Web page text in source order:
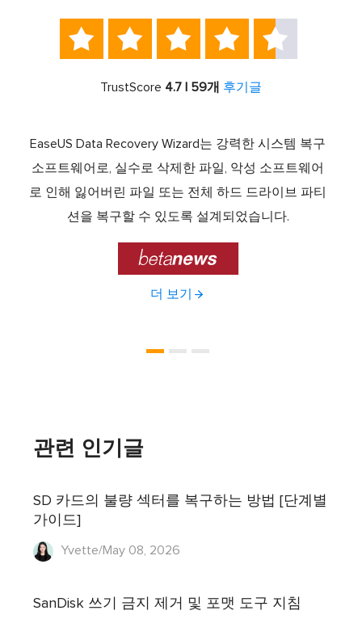
    
TrustScore 4.7 | 59개 후기글
EaseUS Data Recovery Wizard는 강력한 시스템 복구
소프트웨어로, 실수로 삭제한 파일, 악성 소프트웨어
로 인해 잃어버린 파일 또는 전체 하드 드라이브 파티
션을 복구할 수 있도록 설계되었습니다.

더 보기
관련 인기글
SD 카드의 불량 섹터를 복구하는 방법 [단계별
가이드]
Yvette/May 08, 2026
SanDisk 쓰기 금지 제거 및 포맷 도구 지침